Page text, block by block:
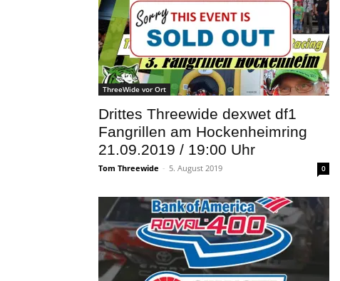
ThreeWide vor Ort
Drittes Threewide dexwet df1
Fangrillen am Hockenheimring
21.09.2019 / 19:00 Uhr
Tom Threewide - 5. August 2019 0